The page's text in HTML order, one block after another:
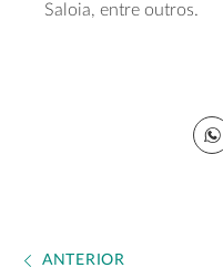
Saloia, entre outros.
ANTERIOR